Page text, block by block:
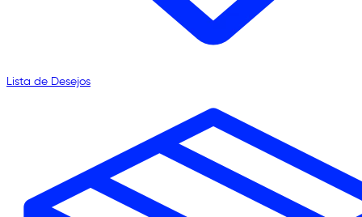
Lista de Desejos